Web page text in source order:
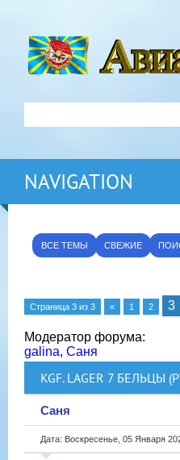
NAVIGATION
ВСЕ ТЕМЫ СВЕЖИЕ
Страница 3 из 3 « 1 2 3
Модератор форума:
galina, Саня
KGF. LAGER 7 БЕЛЬЦЫ
Саня
Дата: Воскресенье, 05 Января